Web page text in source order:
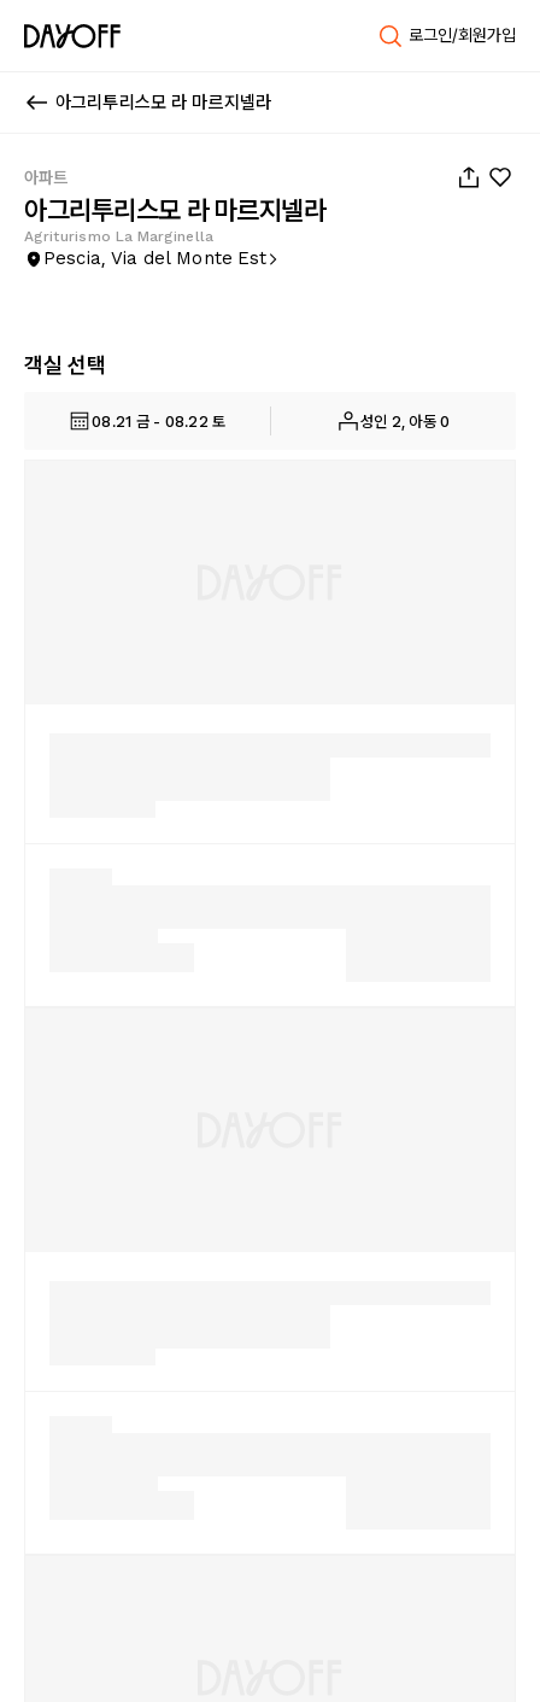
로그인/회원가입
아그리투리스모 라 마르지넬라
아파트
아그리투리스모 라 마르지넬라
Agriturismo La Marginella
Pescia, Via del Monte Est
객실 선택
08.21 금 - 08.22 토 성인 2, 아동 0